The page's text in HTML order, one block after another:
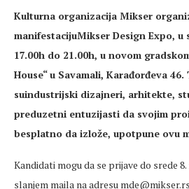
Kulturna organizacija Mikser
manifestacijuMikser Design Expo, u
17.00h do 21.00h, u novom
House“ u Savamali, Karađorđeva
suindustrijski dizajneri, arhitekte,
preduzetni entuzijasti da svojim
besplatno da izlože, upotpune ovu
Kandidati mogu da se prijave do srede 8.
slanjem maila na adresu mde@mikser.rs